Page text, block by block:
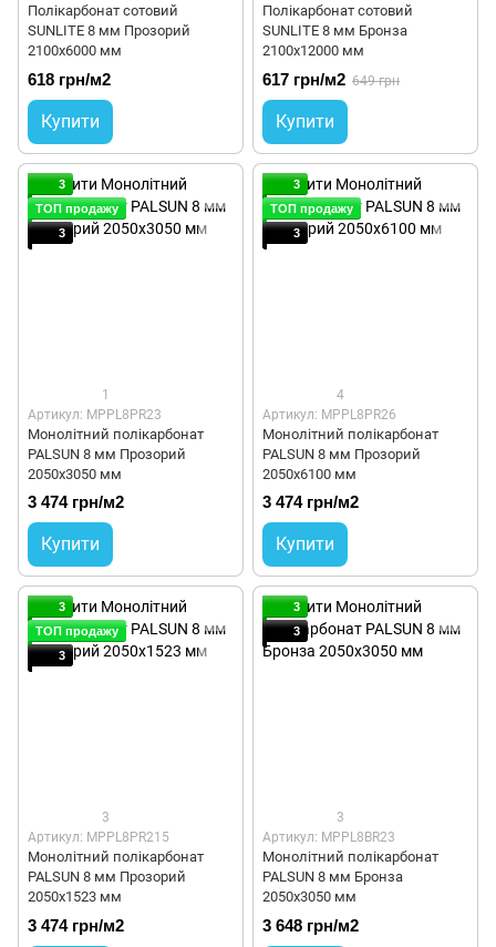
Полікарбонат сотовий
SUNLITE 8 мм Прозорий
2100x6000 мм
618 грн/м2
Купити
Полікарбонат сотовий
SUNLITE 8 мм Бронза
2100x12000 мм
617 грн/м2 649 грн
Купити
3
ТОП продажу
3
1
Артикул: MPPL8PR23
Монолітний полікарбонат
PALSUN 8 мм Прозорий
2050x3050 мм
3 474 грн/м2
Купити
3
ТОП продажу
3
4
Артикул: MPPL8PR26
Монолітний полікарбонат
PALSUN 8 мм Прозорий
2050x6100 мм
3 474 грн/м2
Купити
3
ТОП продажу
3
3
Артикул: MPPL8PR215
Монолітний полікарбонат
PALSUN 8 мм Прозорий
2050x1523 мм
3 474 грн/м2
3
3
3
Артикул: MPPL8BR23
Монолітний полікарбонат
PALSUN 8 мм Бронза
2050x3050 мм
3 648 грн/м2